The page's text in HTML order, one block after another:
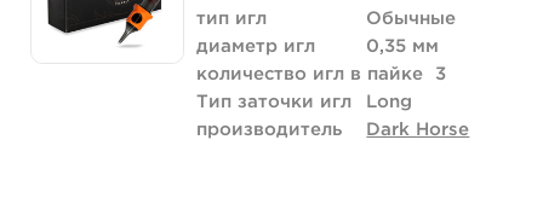
тип игл
Обычные
диаметр игл
0,35 мм
количество игл в пайке
3
Тип заточки игл
Long
производитель
Dark Horse